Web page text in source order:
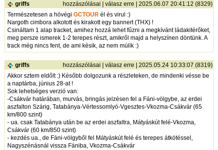
griffs hozzászólásai |válasz erre | 2025.06.07 20:41:12 (8329)
Természetesen a hóvégiGCTOUR él és virul :)
Nargoth cimbora alkotott és kirakott egy bannert (THX) !
Csináltam 1 alap tracket, amihez hozzá lehet fűzni a megkívánt ládakitérőket,
meg persze ismerek 1-2 terepes részt, amikről majd a helyszínen döntünk. A
track még nincs fent, de ami késik, az nem múlik :)
griffs hozzászólásai |válasz erre | 2025.05.24 10:33:07 (8319)
Akkor sztem eldőlt :) Később dolgozunk a részleteken, de mindenki vésse be
a naptárba, június 28-at !
Sok lehetséges verzió van:
-Csákvár határában, murvás, bringás jelzésen fel a Fáni-völgybe, az erdei
aszfalton Szárig, Tatabánya-Vértessomlyó-Vgesztes-Vkozma-Csákvár (65
km/800 szint)
- ua. csak Tatabánya után be az erdei aszfaltra, Mátyáskút felé-Vkozma,
Csákvár (60 km/850 szint)
- kezdés ua., de Fáni-völgyből fel Mátyáskút felé és terepes átkötéssel,
Nagyszénásnál vissza Fániba, Vkozma-Csákvár